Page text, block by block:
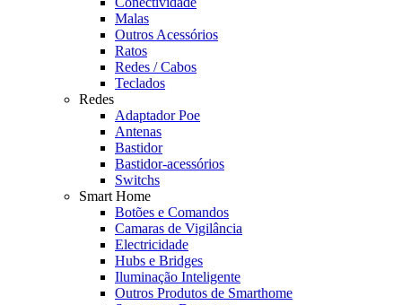
Malas
Outros Acessórios
Ratos
Redes / Cabos
Teclados
Redes
Adaptador Poe
Antenas
Bastidor
Bastidor-acessórios
Switchs
Smart Home
Botões e Comandos
Camaras de Vigilância
Electricidade
Hubs e Bridges
Iluminação Inteligente
Outros Produtos de Smarthome